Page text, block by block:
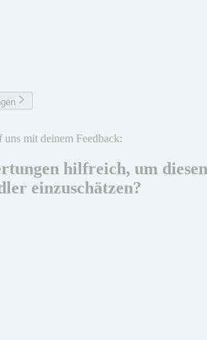
uns mit deinem Feedback:
hilfreich, um diesen
einzuschätzen?